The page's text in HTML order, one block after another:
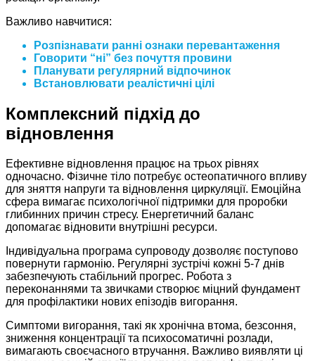
Важливо навчитися:
Розпізнавати ранні ознаки перевантаження
Говорити “ні” без почуття провини
Планувати регулярний відпочинок
Встановлювати реалістичні цілі
Комплексний підхід до
відновлення
Ефективне відновлення працює на трьох рівнях
одночасно. Фізичне тіло потребує остеопатичного впливу
для зняття напруги та відновлення циркуляції. Емоційна
сфера вимагає психологічної підтримки для проробки
глибинних причин стресу. Енергетичний баланс
допомагає відновити внутрішні ресурси.
Індивідуальна програма супроводу дозволяє поступово
повернути гармонію. Регулярні зустрічі кожні 5-7 днів
забезпечують стабільний прогрес. Робота з
переконаннями та звичками створює міцний фундамент
для профілактики нових епізодів вигорання.
Симптоми вигорання, такі як хронічна втома, безсоння,
зниження концентрації та психосоматичні розлади,
вимагають своєчасного втручання. Важливо виявляти ці